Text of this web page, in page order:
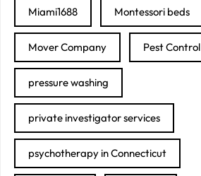
Miami1688 Montessori beds
Mover Company Pest Control
pressure washing
private investigator services
psychotherapy in Connecticut